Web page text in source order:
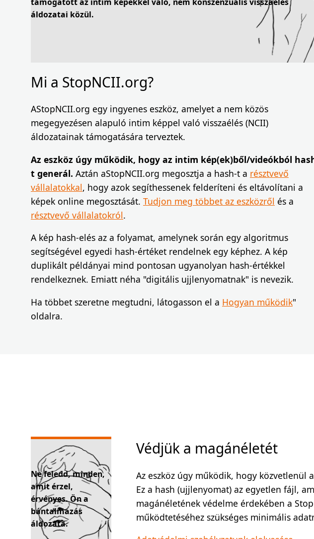
áldozatai közül.
Mi a StopNCII.org?
AStopNCII.org egy ingyenes eszköz, amelyet a nem közös
megegyezésen alapuló intim képpel való visszaélés (NCII)
áldozatainak támogatására terveztek.
Az eszköz úgy működik, hogy az intim kép(ek)ből/videókból
t generál. Aztán aStopNCII.org megosztja a hash-t a résztvevő
vállalatokkal, hogy azok segíthessenek felderíteni és eltávolítani a
képek online megosztását. Tudjon meg többet az eszközről és a
résztvevő vállalatokról.
A kép hash-elés az a folyamat, amelynek során egy algoritmus
segítségével egyedi hash-értéket rendelnek egy képhez. A kép
duplikált példányai mind pontosan ugyanolyan hash-értékkel
rendelkeznek. Emiatt néha "digitális ujjlenyomatnak" is nevezik.
Ha többet szeretne megtudni, látogasson el a Hogyan működik"
oldalra.
Ne feledd, minden,
amit érzel,
érvényes. Ön a
bántalmazás
áldozata.
Védjük a magánéletét
Az eszköz úgy működik, hogy közvetlenül
Ez a hash (ujjlenyomat) az egyetlen fájl,
magánéletének védelme érdekében a
működtetéséhez szükséges minimális